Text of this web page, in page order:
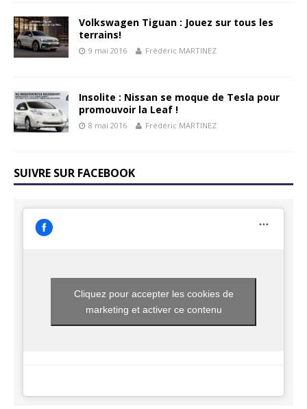
Volkswagen Tiguan : Jouez sur tous les
terrains!
9 mai 2016 Frédéric MARTINEZ
Insolite : Nissan se moque de Tesla pour
promouvoir la Leaf !
8 mai 2016 Frédéric MARTINEZ
SUIVRE SUR FACEBOOK
Cliquez pour accepter les cookies de
marketing et activer ce contenu